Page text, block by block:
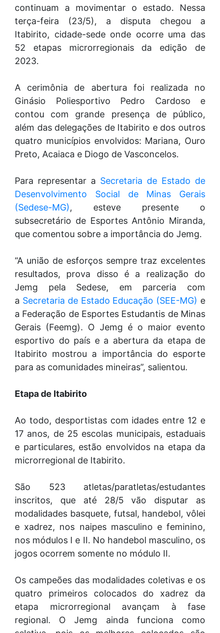
continuam a movimentar o estado. Nessa
terça-feira (23/5), a disputa chegou a
Itabirito, cidade-sede onde ocorre uma das
52 etapas microrregionais da edição de
2023.
A cerimônia de abertura foi realizada no
Ginásio Poliesportivo Pedro Cardoso e
contou com grande presença de público,
além das delegações de Itabirito e dos outros
quatro municípios envolvidos: Mariana, Ouro
Preto, Acaiaca e Diogo de Vasconcelos.
Para representar a Secretaria de Estado de
Desenvolvimento Social de Minas Gerais
(Sedese-MG), esteve presente o
subsecretário de Esportes Antônio Miranda,
que comentou sobre a importância do Jemg.
“A união de esforços sempre traz excelentes
resultados, prova disso é a realização do
Jemg pela Sedese, em parceria com
a Secretaria de Estado Educação (SEE-MG) e
a Federação de Esportes Estudantis de Minas
Gerais (Feemg). O Jemg é o maior evento
esportivo do país e a abertura da etapa de
Itabirito mostrou a importância do esporte
para as comunidades mineiras”, salientou.
Etapa de Itabirito
Ao todo, desportistas com idades entre 12 e
17 anos, de 25 escolas municipais, estaduais
e particulares, estão envolvidos na etapa da
microrregional de Itabirito.
São 523 atletas/paratletas/estudantes
inscritos, que até 28/5 vão disputar as
modalidades basquete, futsal, handebol, vôlei
e xadrez, nos naipes masculino e feminino,
nos módulos I e II. No handebol masculino, os
jogos ocorrem somente no módulo II.
Os campeões das modalidades coletivas e os
quatro primeiros colocados do xadrez da
etapa microrregional avançam à fase
regional. O Jemg ainda funciona como